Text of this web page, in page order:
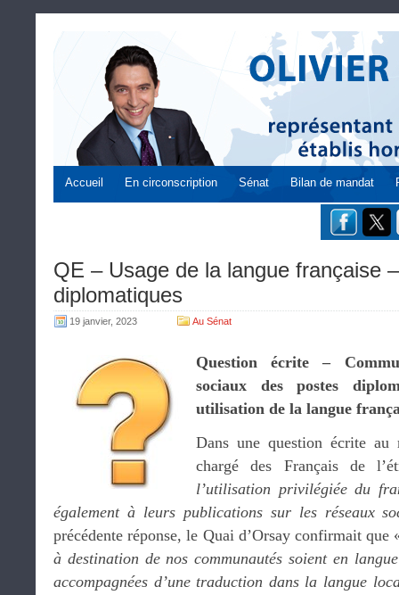
Accueil En circonscription Sénat Bilan de mandat
QE – Usage de la langue française
diplomatiques
19 janvier, 2023 Au Sénat
Question écrite –
sociaux des postes
utilisation de la langue
Dans une question écrite au
chargé des Français de
l’utilisation privilégiée du
également à leurs publications sur les réseaux
précédente réponse, le Quai d’Orsay confirmait que
à destination de nos communautés soient en
accompagnées d’une traduction dans la langue